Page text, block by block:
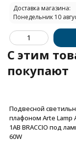
Доставка магазина:
Понедельник 10
C этим
покупают
Подвесной
плафоном Arte Lamp
1AB BRACCIO под
60W